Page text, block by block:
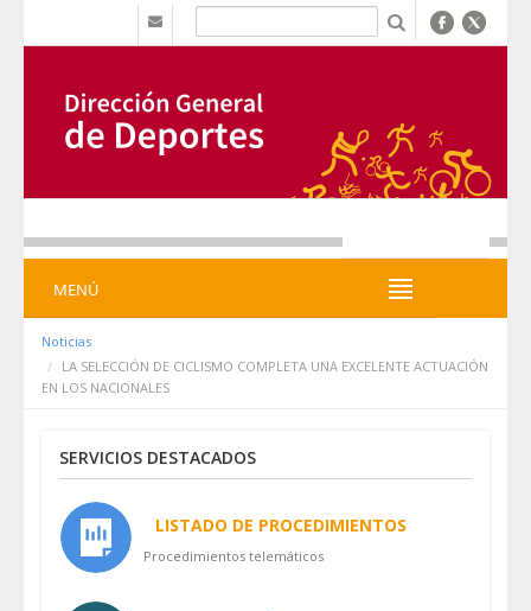
Saltar al contenido
MENÚ
Noticias
LA SELECCIÓN DE CICLISMO COMPLETA UNA EXCELENTE ACTUACIÓN
EN LOS NACIONALES
SERVICIOS DESTACADOS
LISTADO DE PROCEDIMIENTOS
Procedimientos telemáticos